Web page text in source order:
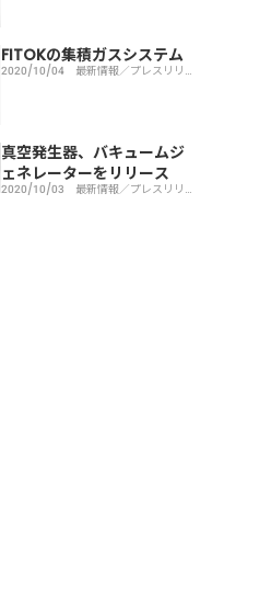
FITOKの集積ガスシステム
2020/10/04 最新情報／プレスリリー
ス
真空発生器、バキュームジ
ェネレーターをリリース
2020/10/03 最新情報／プレスリリー